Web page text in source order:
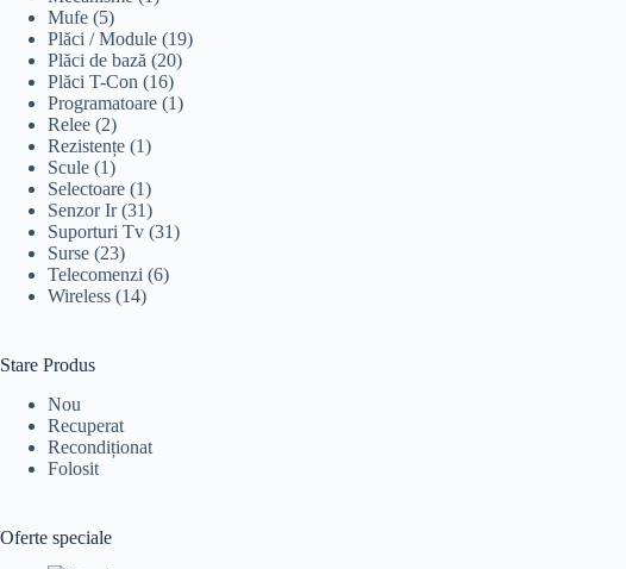
Mufe (5)
Plăci / Module (19)
Plăci de bază (20)
Plăci T-Con (16)
Programatoare (1)
Relee (2)
Rezistențe (1)
Scule (1)
Selectoare (1)
Senzor Ir (31)
Suporturi Tv (31)
Surse (23)
Telecomenzi (6)
Wireless (14)
Stare Produs
Nou
Recuperat
Recondiționat
Folosit
Oferte speciale